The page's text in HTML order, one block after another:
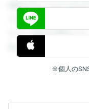
閲覧することができ
できます。登録する
すると回答を閲覧す
覧することができます。
※個人の